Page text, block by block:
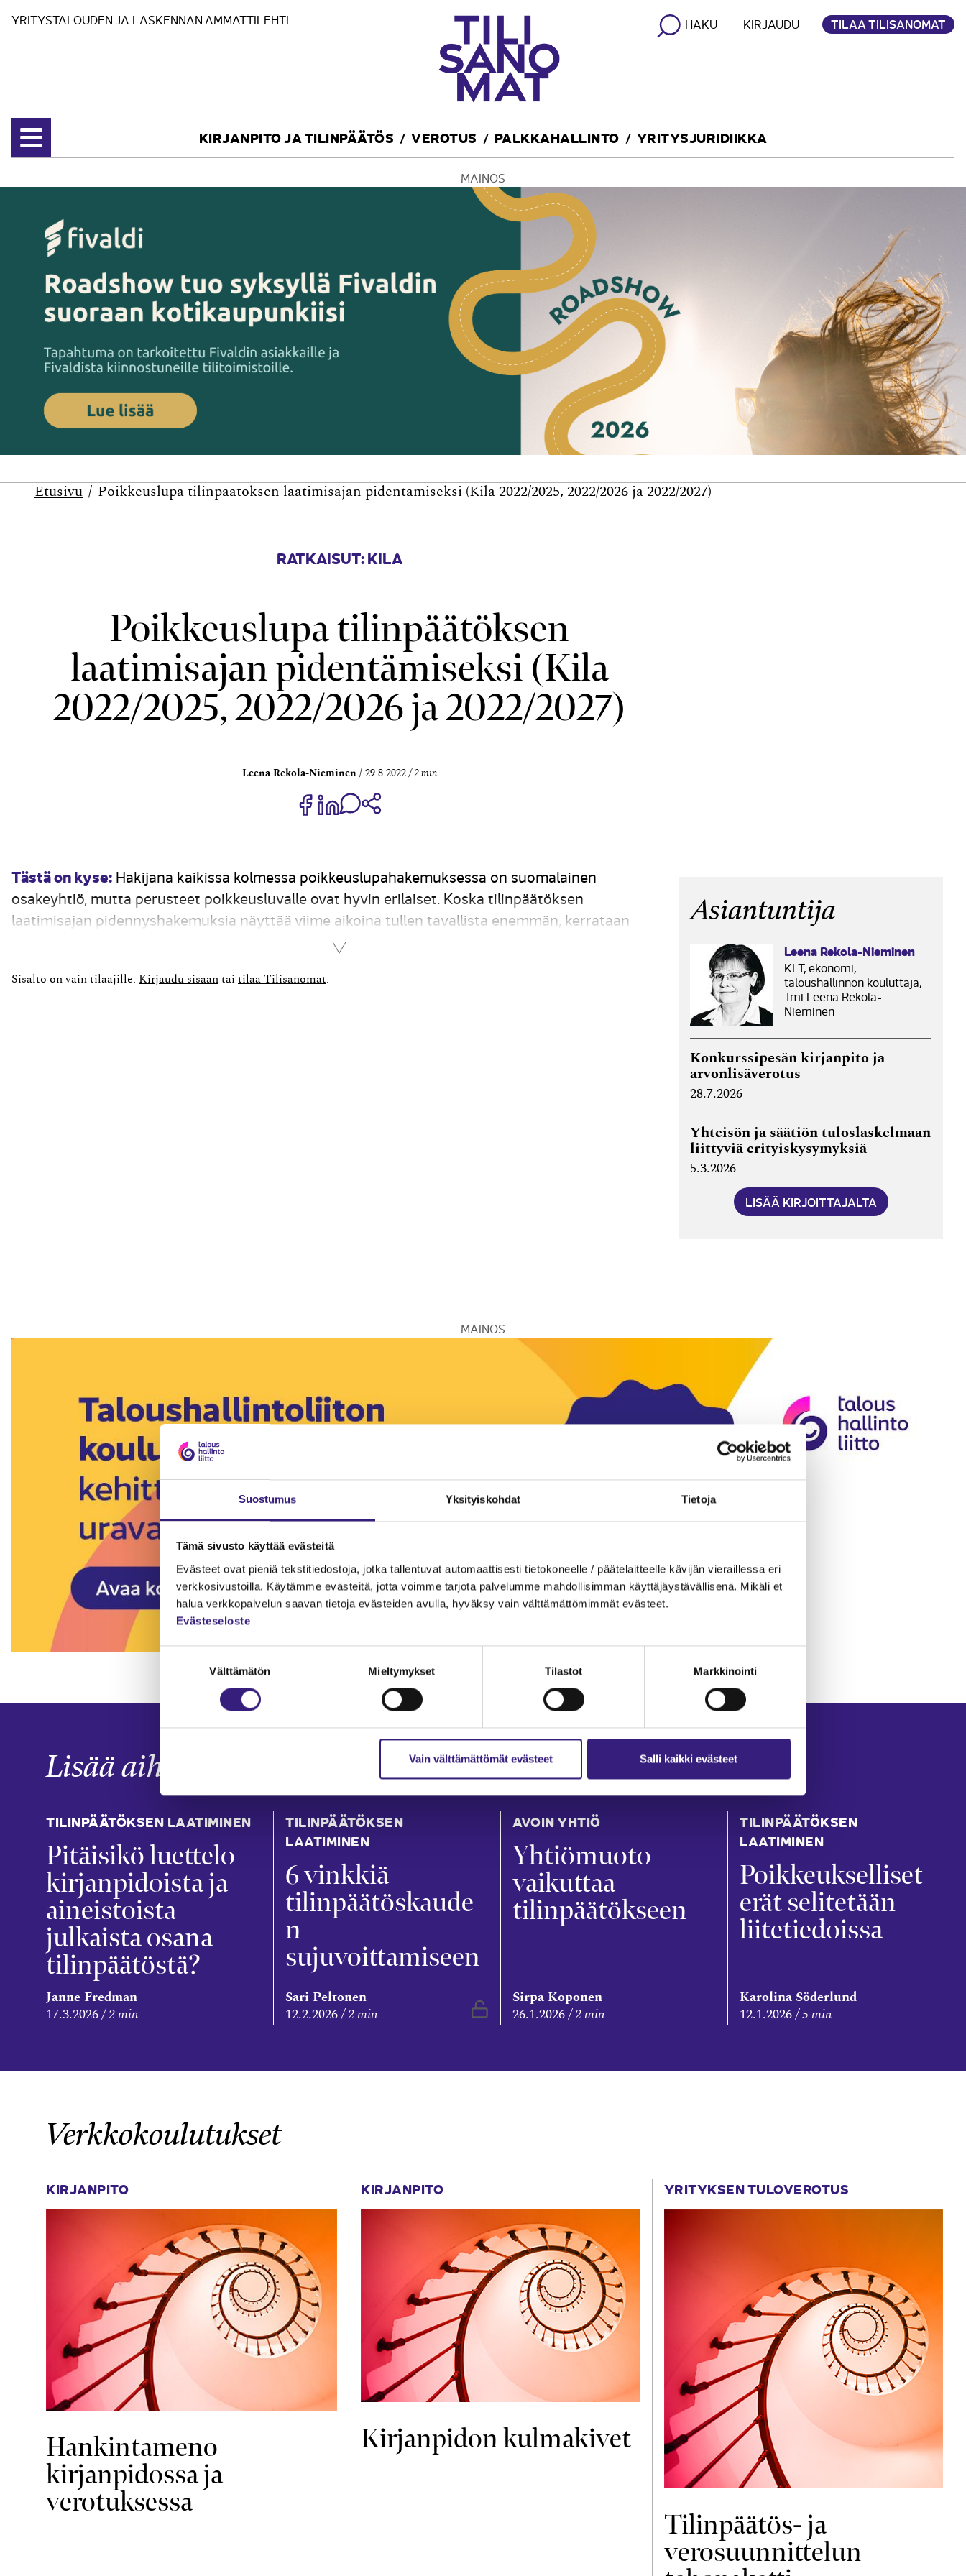
Suostumus Yksityiskohdat Tietoja
Tämä sivusto käyttää evästeitä
Evästeet ovat pieniä tekstitiedostoja, jotka tallentuvat automaattisesti tietokoneelle / päätelaitteelle kävijän vieraillessa eri
verkkosivustoilla. Käytämme evästeitä, jotta voimme tarjota palvelumme mahdollisimman käyttäjäystävällisenä. Mikäli et
halua verkkopalvelun saavan tietoja evästeiden avulla, hyväksy vain välttämättömimmät evästeet.
Evästeseloste
Suostumuksen
Välttämätön Mieltymykset Tilastot Markkinointi
Vain välttämättömät evästeet Salli kaikki evästeet
YRITYSTALOUDEN JA LASKENNAN AMMATTILEHTI HAKU KIRJAUDU TILAA TILISANOMAT
Avaa valikko
KIRJANPITO JA TILINPÄÄTÖS VEROTUS PALKKAHALLINTO YRITYSJURIDIIKKA
MAINOS
Etusivu Poikkeuslupa tilinpäätöksen laatimisajan pidentämiseksi (Kila 2022/2025, 2022/2026 ja 2022/2027)
RATKAISUT: KILA
Poikkeuslupa tilinpäätöksen
laatimisajan pidentämiseksi (Kila
2022/2025, 2022/2026 ja 2022/2027)
Leena Rekola-Nieminen 29.8.2022 2 min
Jaa Share on Facebook
Jaa Share on LinkedIn
Jaa WhatsApp-viestinä
Tästä on kyse: Hakijana kaikissa kolmessa poikkeuslupahakemuksessa on suomalainen
osakeyhtiö, mutta perusteet poikkeusluvalle ovat hyvin erilaiset. Koska tilinpäätöksen
laatimisajan pidennyshakemuksia näyttää viime aikoina tullen tavallista enemmän, kerrataan
ensin periaatteet, joilla Kila voi myöntää jatkoaikaa: Kirjanpitolain (1336/1997, jäljempänä myös
Lue lisää
Sisältö on vain tilaajille. Kirjaudu sisään tai tilaa Tilisanomat
Asiantuntija
Leena Rekola-Nieminen
KLT, ekonomi,
taloushallinnon kouluttaja,
Tmi Leena Rekola-
Nieminen
Konkurssipesän kirjanpito ja
arvonlisäverotus
28.7.2026
Yhteisön ja säätiön tuloslaskelmaan
liittyviä erityiskysymyksiä
5.3.2026
LISÄÄ KIRJOITTAJALTA
MAINOS
Lisää aiheesta
TILINPÄÄTÖKSEN LAATIMINEN
Pitäisikö luettelo
kirjanpidoista ja
aineistoista
julkaista osana
tilinpäätöstä?
Janne Fredman
17.3.2026 2 min
TILINPÄÄTÖKSEN
LAATIMINEN
6 vinkkiä
tilinpäätöskaude
n
sujuvoittamiseen
Sari Peltonen
12.2.2026 2 min Vapaasti luettavissa
AVOIN YHTIÖ
Yhtiömuoto
vaikuttaa
tilinpäätökseen
Sirpa Koponen
26.1.2026 2 min
TILINPÄÄTÖKSEN
LAATIMINEN
Poikkeukselliset
erät selitetään
liitetiedoissa
Karolina Söderlund
12.1.2026 5 min
Verkkokoulutukset
KIRJANPITO
Hankintameno
kirjanpidossa ja
verotuksessa
KIRJANPITO
Kirjanpidon kulmakivet
YRITYKSEN TULOVEROTUS
Tilinpäätös- ja
verosuunnittelun